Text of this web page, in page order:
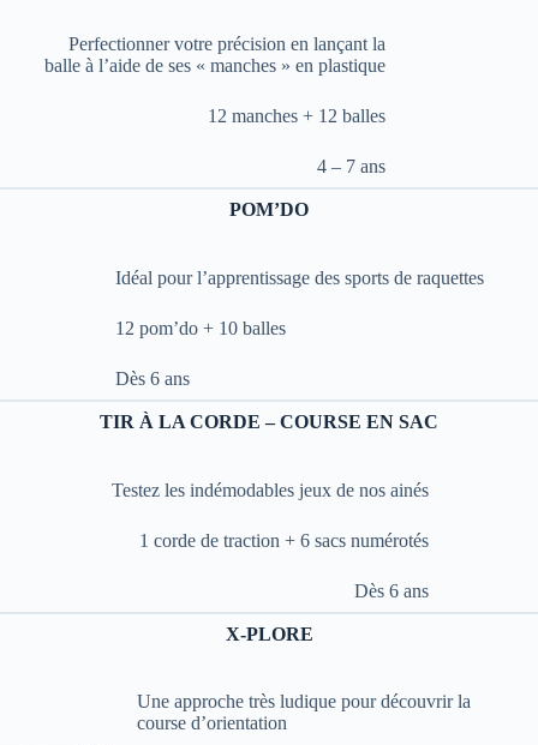
Perfectionner votre précision en lançant la
balle à l’aide de ses « manches » en plastique
12 manches + 12 balles
4 – 7 ans
POM’DO
Idéal pour l’apprentissage des sports de raquettes
12 pom’do + 10 balles
Dès 6 ans
TIR À LA CORDE – COURSE EN SAC
Testez les indémodables jeux de nos ainés
1 corde de traction + 6 sacs numérotés
Dès 6 ans
X-PLORE
Une approche très ludique pour découvrir la
course d’orientation